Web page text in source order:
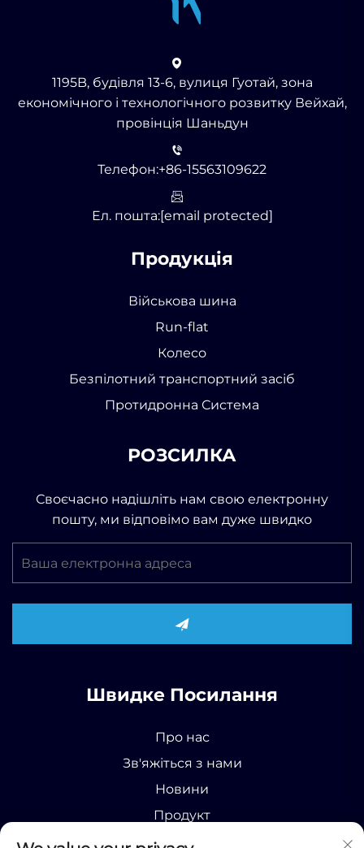
1195B, будівля 13-6, вулиця Гуотай, зона
економічного і технологічного розвитку Вейхай,
провінція Шаньдун
Телефон:+86-15563109622
Ел. пошта:[email protected]
Продукція
Військова шина
Run-flat
Колесо
Безпілотний транспортний засіб
Протидронна Система
РОЗСИЛКА
Своєчасно надішліть нам свою електронну
пошту, ми відповімо вам дуже швидко
Швидке Посилання
Про нас
Зв'яжіться з нами
Новини
Продукт